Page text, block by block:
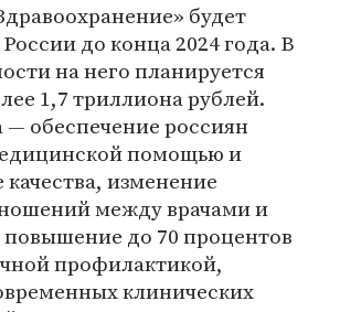
будет
до конца 2024 года. В
на него планируется
1,7 триллиона рублей.
— обеспечение россиян
помощью и
изменение
между врачами и
до 70 процентов
профилактикой,
клинических